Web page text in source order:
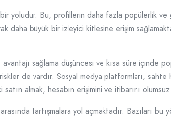
yoludur. Bu, profillerin daha fazla popülerlik ve
daha büyük bir izleyici kitlesine erişim
sağlama düşüncesi ve kısa süre içinde
de vardır. Sosyal medya platformları, sahte
almak, hesabın erişimini ve itibarını
tartışmalara yol açmaktadır. Bazıları bu